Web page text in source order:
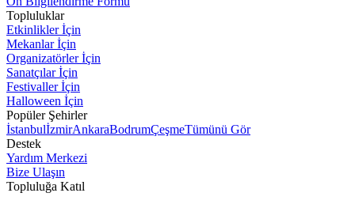
Topluluklar
Etkinlikler İçin
Mekanlar İçin
Organizatörler İçin
Sanatçılar İçin
Festivaller İçin
Halloween İçin
Popüler Şehirler
İstanbulİzmirAnkaraBodrumÇeşmeTümünü Gör
Destek
Yardım Merkezi
Bize Ulaşın
Topluluğa Katıl